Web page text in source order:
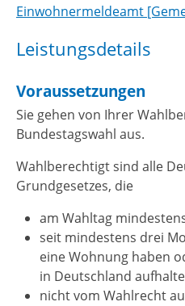
Einwohnermeldeamt
Leistungsdetails
Voraussetzungen
Sie gehen von Ihrer
Bundestagswahl aus.
Wahlberechtigt sind alle
Grundgesetzes, die
am Wahltag
seit mindestens drei
eine Wohnung haben
in Deutschland
nicht vom Wahlrecht